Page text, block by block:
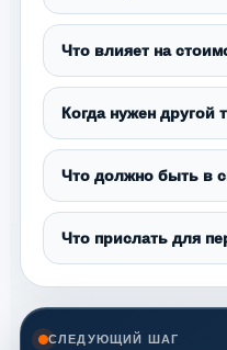
Что влияет на
Когда нужен другой
Что должно быть в
Что прислать для
СЛЕДУЮЩИЙ ШАГ